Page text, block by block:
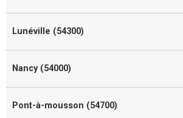
Lunéville (54300)
Nancy (54000)
Pont-à-mousson (54700)